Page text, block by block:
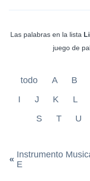
Las palabras en la lista
juego de
todo A B
I
J K L
S
T U
« Instrumento
E